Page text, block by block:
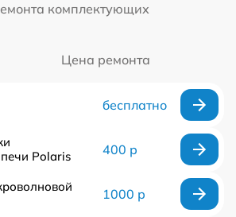
комплектующих
Цена ремонта
бесплатно
Polaris
400 р
1000 р